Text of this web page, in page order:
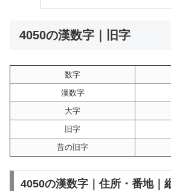
4050の漢数字｜旧字
数字
漢数字
大字
旧字
昔の旧字
4050の漢数字｜住所・番地｜